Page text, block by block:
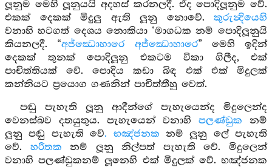
ලූනුම මෙහි ලූනුයයි අදහස් කරනලදී. ඒද පොදිලූනුම වේ.
එකක් දෙකක් මිදුලු ඇති ලූනු නොවේ. කුරුන්‍දියෙහි
වනාහි හටගත් දෙශය නොකියා ‘මාගධක නම් පොදිලූනුයි
කියනලදී. “අජ්ඣොහාරෙ අජ්ඣොහාරෙ” මෙහි ඉදින්
දෙකක් තුනක් පොදිලූනු එකටම විකා ගිලීද, එක්
පාචිත්තියක් වේ. පොදිය කඩා බිඳ එක් එක් මිදුලක්
කන්නියට ප්‍රයොග ගණනින් පාචිත්තීහු වෙත්.
පඬු පැහැති ලූනු ආදීන්ගේ පැහැයෙන්ද මිදුලෙන්ද
වෙනස්බව දතයුතුය. පැහැයෙන් වනාහි පලණ්ඩුක නම්
ලූනු පඬු පැහැති වේ. භඤ්ජනක නම් ලූනු ලේ පැහැති
වේ. හරීතක නම් ලූනු නිල්පත් පැහැති වේ. මිදුලෙන්
වනාහි පලණ්ඩුකනම් ලූනෙහි එක් මිදුලක් වේ. භඤ්ජනක